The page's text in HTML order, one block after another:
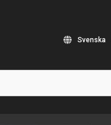
Svenska